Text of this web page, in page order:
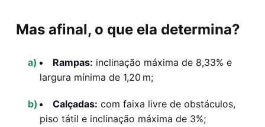
Mas afinal, o que ela determina?
Rampas: inclinação máxima de 8,33% e
largura mínima de 1,20 m;
Calçadas: com faixa livre de obstáculos,
piso tátil e inclinação máxima de 3%;